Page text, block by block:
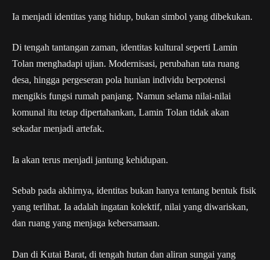
Ia menjadi identitas yang hidup, bukan simbol yang dibekukan.
Di tengah tantangan zaman, identitas kultural seperti Lamin
Tolan menghadapi ujian. Modernisasi, perubahan tata ruang
desa, hingga pergeseran pola hunian individu berpotensi
mengikis fungsi rumah panjang. Namun selama nilai-nilai
komunal itu tetap dipertahankan, Lamin Tolan tidak akan
sekadar menjadi artefak.
Ia akan terus menjadi jantung kehidupan.
Sebab pada akhirnya, identitas bukan hanya tentang bentuk fisik
yang terlihat. Ia adalah ingatan kolektif, nilai yang diwariskan,
dan ruang yang menjaga kebersamaan.
Dan di Kutai Barat, di tengah hutan dan aliran sungai yang